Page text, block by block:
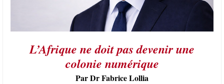
L’Afrique ne doit pas devenir une
colonie numérique
Par Dr Fabrice Lollia